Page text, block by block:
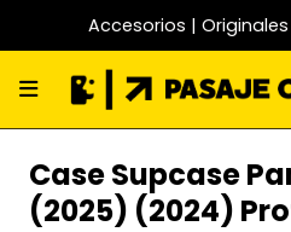
Accesorios |
Case Supcase
(2025) (2024)